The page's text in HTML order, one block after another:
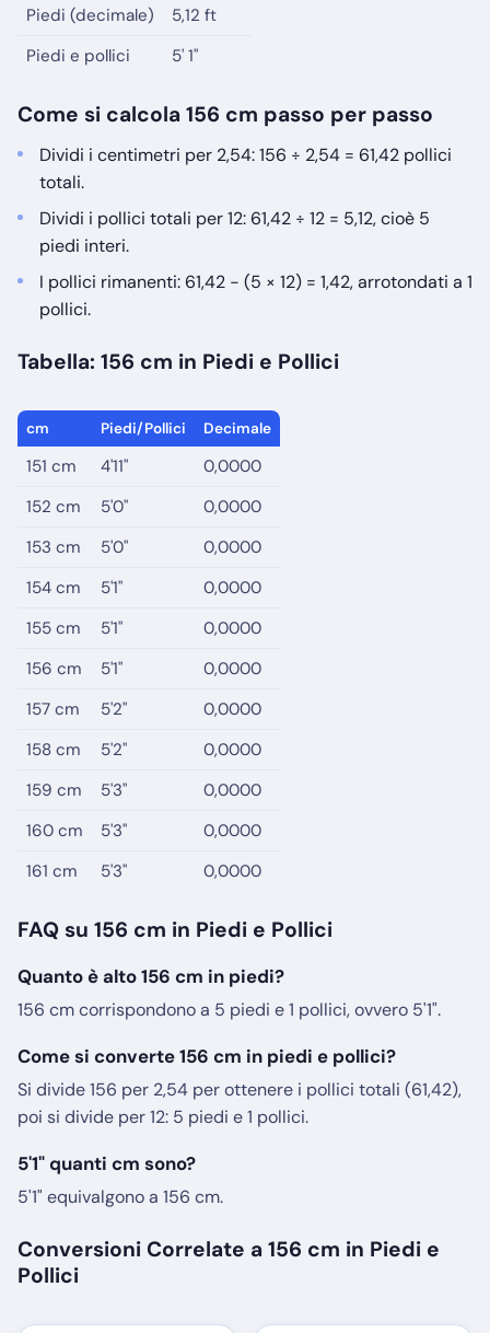
Piedi (decimale)
5,12 ft
Piedi e pollici
5' 1"
Come si calcola 156 cm passo per passo
Dividi i centimetri per 2,54: 156 ÷ 2,54 = 61,42 pollici
totali.
Dividi i pollici totali per 12: 61,42 ÷ 12 = 5,12, cioè 5
piedi interi.
I pollici rimanenti: 61,42 − (5 × 12) = 1,42, arrotondati a 1
pollici.
Tabella: 156 cm in Piedi e Pollici
cm Piedi/Pollici Decimale
151 cm 4'11"
0,0000
152 cm
5'0"
0,0000
153 cm
5'0"
0,0000
154 cm
5'1"
0,0000
155 cm
5'1"
0,0000
156 cm
5'1"
0,0000
157 cm
5'2"
0,0000
158 cm
5'2"
0,0000
159 cm
5'3"
0,0000
160 cm
5'3"
0,0000
161 cm
5'3" 0,0000
FAQ su 156 cm in Piedi e Pollici
Quanto è alto 156 cm in piedi?
156 cm corrispondono a 5 piedi e 1 pollici, ovvero 5'1".
Come si converte 156 cm in piedi e pollici?
Si divide 156 per 2,54 per ottenere i pollici totali (61,42),
poi si divide per 12: 5 piedi e 1 pollici.
5'1" quanti cm sono?
5'1" equivalgono a 156 cm.
Conversioni Correlate a 156 cm in Piedi e
Pollici